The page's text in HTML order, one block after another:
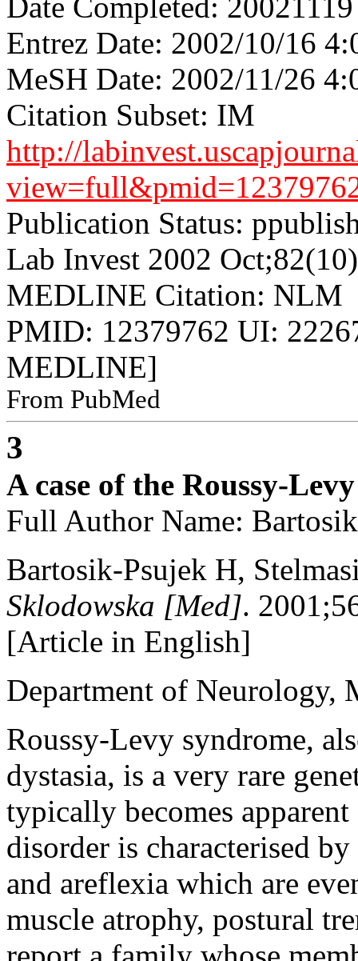
Entrez Date: 2002/10/16
MeSH Date: 2002/11/26
Citation Subset: IM
http://
Publication Status:
Lab Invest 2002
MEDLINE Citation: NLM
PMID: 12379762 UI:
MEDLINE]
From PubMed
3
A case of the Roussy-
Full Author Name:
Bartosik-Psujek H,
Sklodowska [Med].
[Article in English]
Department of
Roussy-Levy syndrome,
dystasia, is a very rare
typically becomes
disorder is characterised
and areflexia which are
muscle atrophy, postural